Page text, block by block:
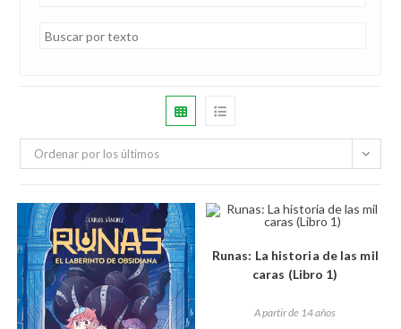
Ordenar por los últimos
Runas: La historia de las mil
caras (Libro 1)
A partir de 14 años